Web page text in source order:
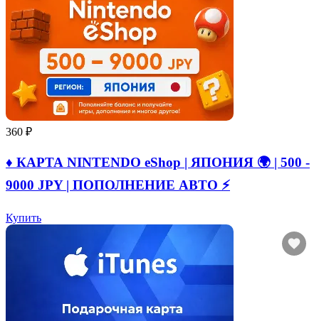
360 ₽
♦️ КАРТА NINTENDO eShop | ЯПОНИЯ 🌍 | 500 -
9000 JPY | ПОПОЛНЕНИЕ АВТО ⚡
Купить